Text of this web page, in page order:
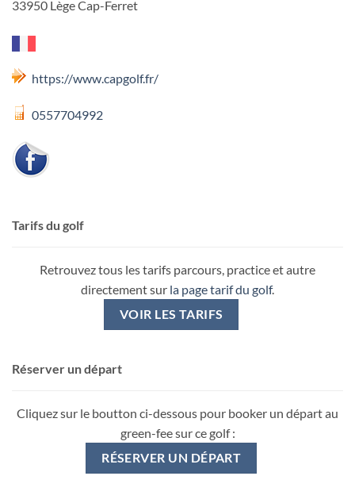
33950 Lège Cap-Ferret
https://www.capgolf.fr/
0557704992
Tarifs du golf
Retrouvez tous les tarifs parcours, practice et autre
directement sur la page tarif du golf.
VOIR LES TARIFS
Réserver un départ
Cliquez sur le boutton ci-dessous pour booker un départ au
green-fee sur ce golf :
RÉSERVER UN DÉPART